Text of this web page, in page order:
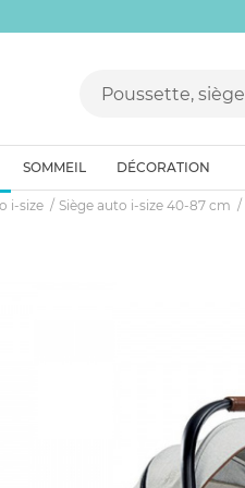
SOMMEIL DÉCORATION
i-size Siège auto i-size 40-87 cm